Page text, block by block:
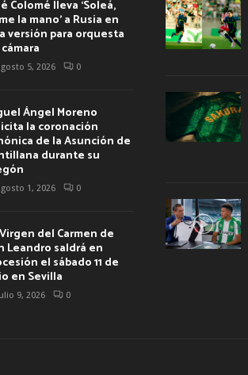
Colomé lleva ‘Soleá,
la mano’ a Rusia en
versión para orquesta
5, 2026 0
Ángel Moreno
la coronación
de la Asunción de
durante su
1, 2026 0
del Carmen de
Leandro saldrá en
el sábado 11 de
en Sevilla
9, 2026 0